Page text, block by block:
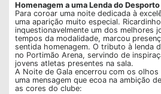
Homenagem a uma Lenda do Desporto
Para coroar uma noite dedicada à
uma aparição muito especial.
inquestionavelmente um dos melhores
tempos da modalidade, marcou
sentida homenagem. O tributo à lenda
no Portimão Arena, servindo de
jovens atletas presentes na sala.
A Noite de Gala encerrou com os
uma mensagem que ecoa na ambição
as cores do clube: